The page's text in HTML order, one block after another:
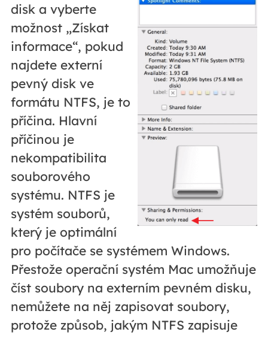
disk a vyberte
možnost „Získat
informace“, pokud
najdete externí
pevný disk ve
formátu NTFS, je to
příčina. Hlavní
příčinou je
nekompatibilita
souborového
systému. NTFS je
systém souborů,
který je optimální
pro počítače se systémem Windows.
Přestože operační systém Mac umožňuje
číst soubory na externím pevném disku,
nemůžete na něj zapisovat soubory,
protože způsob, jakým NTFS zapisuje